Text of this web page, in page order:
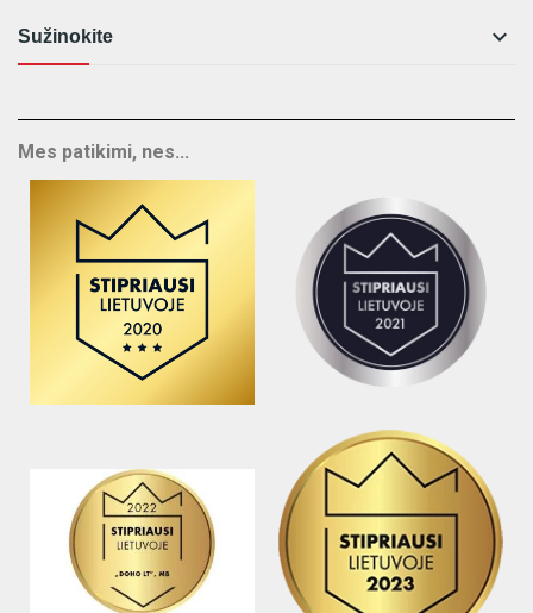
Sužinokite 
Mes patikimi, nes...